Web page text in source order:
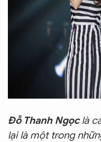
Đỗ Thanh Ngọclà
lại là một trong